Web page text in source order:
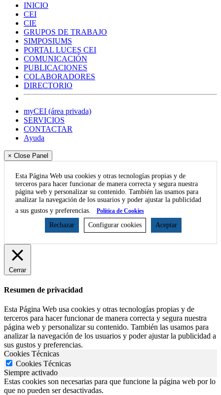
INICIO
CEI
CIE
GRUPOS DE TRABAJO
SIMPOSIUMS
PORTAL LUCES CEI
COMUNICACIÓN
PUBLICACIONES
COLABORADORES
DIRECTORIO
myCEI (área privada)
SERVICIOS
CONTACTAR
Ayuda
× Close Panel
Esta Página Web usa cookies y otras tecnologías propias y de
terceros para hacer funcionar de manera correcta y segura nuestra
página web y personalizar su contenido. También las usamos para
analizar la navegación de los usuarios y poder ajustar la publicidad
a sus gustos y preferencias.
Política de Cookies
Rechazar Configurar cookies Aceptar
Cerrar
Resumen de privacidad
Esta Página Web usa cookies y otras tecnologías propias y de
terceros para hacer funcionar de manera correcta y segura nuestra
página web y personalizar su contenido. También las usamos para
analizar la navegación de los usuarios y poder ajustar la publicidad a
sus gustos y preferencias.
Cookies Técnicas
Cookies Técnicas
Siempre activado
Estas cookies son necesarias para que funcione la página web por lo
que no pueden ser desactivadas.